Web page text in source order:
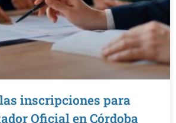
inscripciones para
Oficial en Córdoba